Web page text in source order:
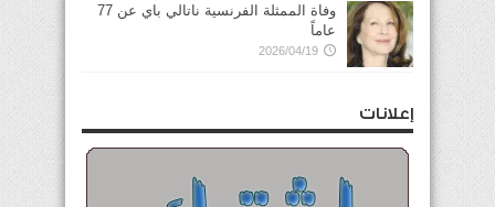
وفاة الممثلة الفرنسية ناتالي باي عن 77
عاماً
2026/04/19
إعلانات